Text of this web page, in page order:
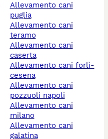
allevamento cani
puglia
allevamento cani
teramo
allevamento cani
caserta
allevamento cani forlì-
cesena
allevamento cani
pozzuoli napoli
allevamento cani
milano
allevamento cani
galatina